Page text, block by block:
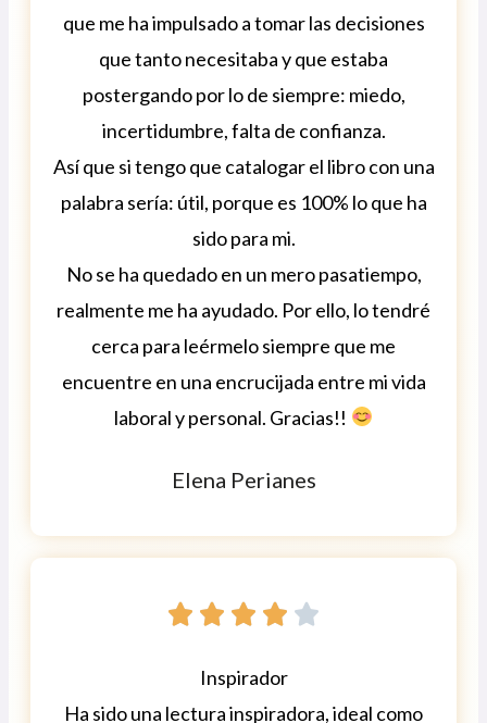
que me ha impulsado a tomar las decisiones
que tanto necesitaba y que estaba
postergando por lo de siempre: miedo,
incertidumbre, falta de confianza.
Así que si tengo que catalogar el libro con una
palabra sería: útil, porque es 100% lo que ha
sido para mi.
No se ha quedado en un mero pasatiempo,
realmente me ha ayudado. Por ello, lo tendré
cerca para leérmelo siempre que me
encuentre en una encrucijada entre mi vida
laboral y personal. Gracias!!
Elena Perianes
    
Inspirador
Ha sido una lectura inspiradora, ideal como